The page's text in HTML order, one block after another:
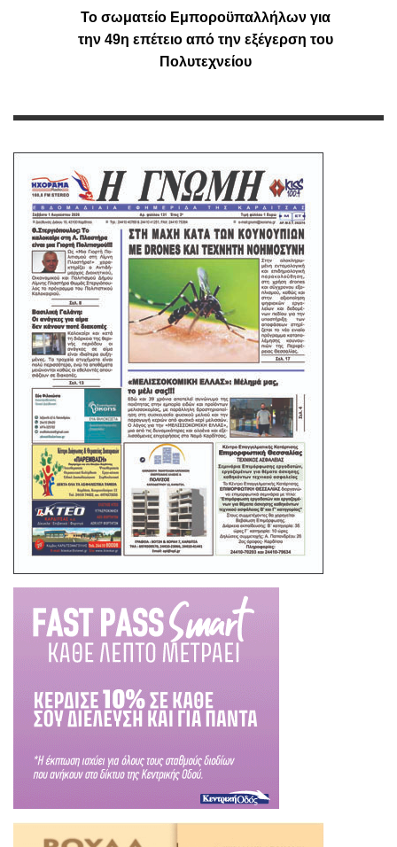
Το σωματείο Εμποροϋπαλλήλων για
την 49η επέτειο από την εξέγερση του
Πολυτεχνείου